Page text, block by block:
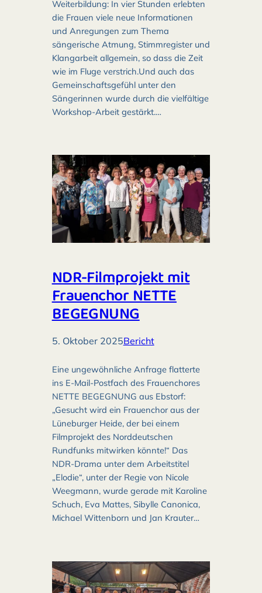
Weiterbildung: In vier Stunden erlebten
die Frauen viele neue Informationen
und Anregungen zum Thema
sängerische Atmung, Stimmregister und
Klangarbeit allgemein, so dass die Zeit
wie im Fluge verstrich.Und auch das
Gemeinschaftsgefühl unter den
Sängerinnen wurde durch die vielfältige
Workshop-Arbeit gestärkt.…
NDR-Filmprojekt mit
Frauenchor NETTE
BEGEGNUNG
5. Oktober 2025Bericht
Eine ungewöhnliche Anfrage flatterte
ins E-Mail-Postfach des Frauenchores
NETTE BEGEGNUNG aus Ebstorf:
„Gesucht wird ein Frauenchor aus der
Lüneburger Heide, der bei einem
Filmprojekt des Norddeutschen
Rundfunks mitwirken könnte!“ Das
NDR-Drama unter dem Arbeitstitel
„Elodie“, unter der Regie von Nicole
Weegmann, wurde gerade mit Karoline
Schuch, Eva Mattes, Sibylle Canonica,
Michael Wittenborn und Jan Krauter…